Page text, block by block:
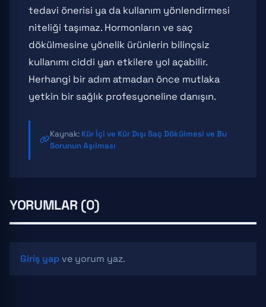
tedavi önerisi ya da kullanım yönlendirmesi
niteliği taşımaz. Hormonların ve saç
dökülmesine yönelik ürünlerin bilinçsiz
kullanımı ciddi yan etkilere yol açabilir.
Herhangi bir adım atmadan önce mutlaka
yetkin bir sağlık profesyoneline danışın.
Kaynak: Kür İçi ve Kür Dışı Saç Dökülmesi ve Bu
Sorunun Aşılması
YORUMLAR (0)
Giriş yapve yorum yaz.